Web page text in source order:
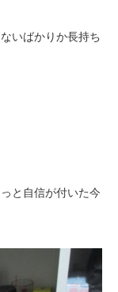
いばかりか長持ち
と自信が付いた今